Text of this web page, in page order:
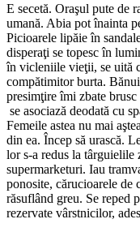
E secetă. Oraşul pute de
umană. Abia pot înainta
Picioarele lipăie în
disperaţi se topesc în
în vicleniile vieţii, se uită
compătimitor burta.
presimţire îmi zbate
se asociază deodată cu
Femeile astea nu mai
din ea. Încep să urască.
lor s-a redus la
supermarketuri. Iau
ponosite, cărucioarele de
răsuflând greu. Se reped
rezervate vârstnicilor,